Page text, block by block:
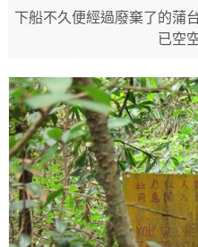
下船不久便經過廢棄了的蒲
已空